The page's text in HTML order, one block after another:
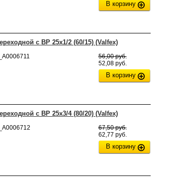
В корзину
с ВР 25х1/2 (60/15) (Valfex)
56,00 руб.
52,08 руб.
В корзину
с ВР 25х3/4 (80/20) (Valfex)
67,50 руб.
62,77 руб.
В корзину